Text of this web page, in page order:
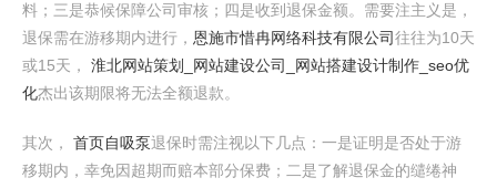
料；三是恭候保障公司审核；四是收到退保金额。需要注主义是，
退保需在游移期内进行， 恩施市惜冉网络科技有限公司往往为10天
或15天， 淮北网站策划_网站建设公司_网站搭建设计制作_seo优
化杰出该期限将无法全额退款。
其次， 首页自吸泵退保时需注视以下几点：一是证明是否处于游
移期内，幸免因超期而赔本部分保费；二是了解退保金的缱绻神